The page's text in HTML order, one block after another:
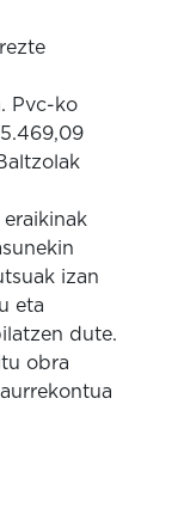
Pvc-ko
izan
eta
dute.
obra